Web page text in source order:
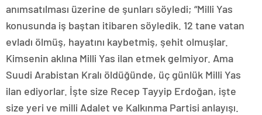
anımsatılması üzerine de şunları söyledi; “Milli Yas
konusunda iş baştan itibaren söyledik. 12 tane vatan
evladı ölmüş, hayatını kaybetmiş, şehit olmuşlar.
Kimsenin aklına Milli Yas ilan etmek gelmiyor. Ama
Suudi Arabistan Kralı öldüğünde, üç günlük Milli Yas
ilan ediyorlar. İşte size Recep Tayyip Erdoğan, işte
size yeri ve milli Adalet ve Kalkınma Partisi anlayışı.